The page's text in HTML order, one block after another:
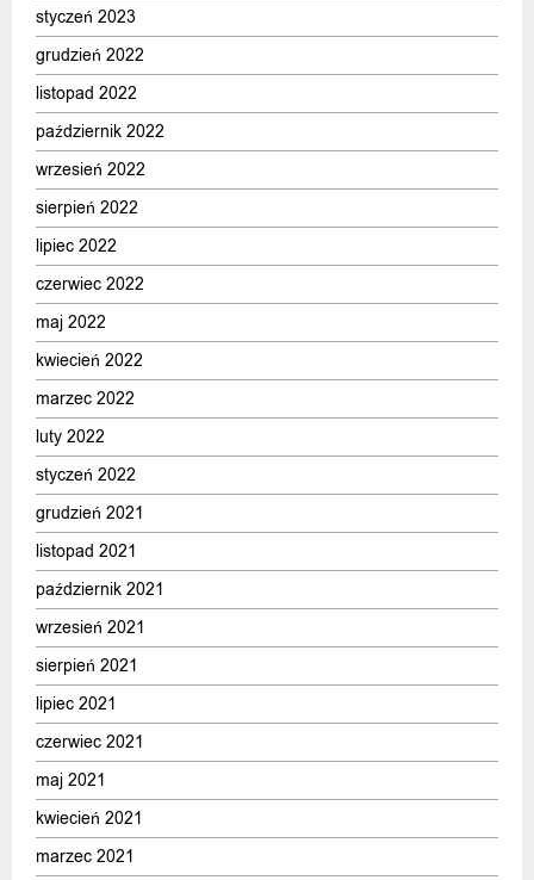
styczeń 2023
grudzień 2022
listopad 2022
październik 2022
wrzesień 2022
sierpień 2022
lipiec 2022
czerwiec 2022
maj 2022
kwiecień 2022
marzec 2022
luty 2022
styczeń 2022
grudzień 2021
listopad 2021
październik 2021
wrzesień 2021
sierpień 2021
lipiec 2021
czerwiec 2021
maj 2021
kwiecień 2021
marzec 2021